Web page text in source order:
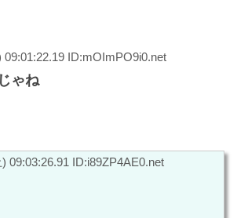
09:01:22.19 ID:mOImPO9i0.net
ゃね
09:03:26.91 ID:i89ZP4AE0.net